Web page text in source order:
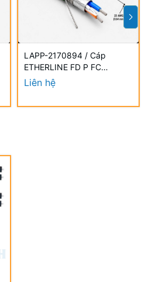
LAPP-2170894 / Cáp
ETHERLINE FD P FC
UL/CSA CAT.5 2x2x22 AWG
Liên hệ